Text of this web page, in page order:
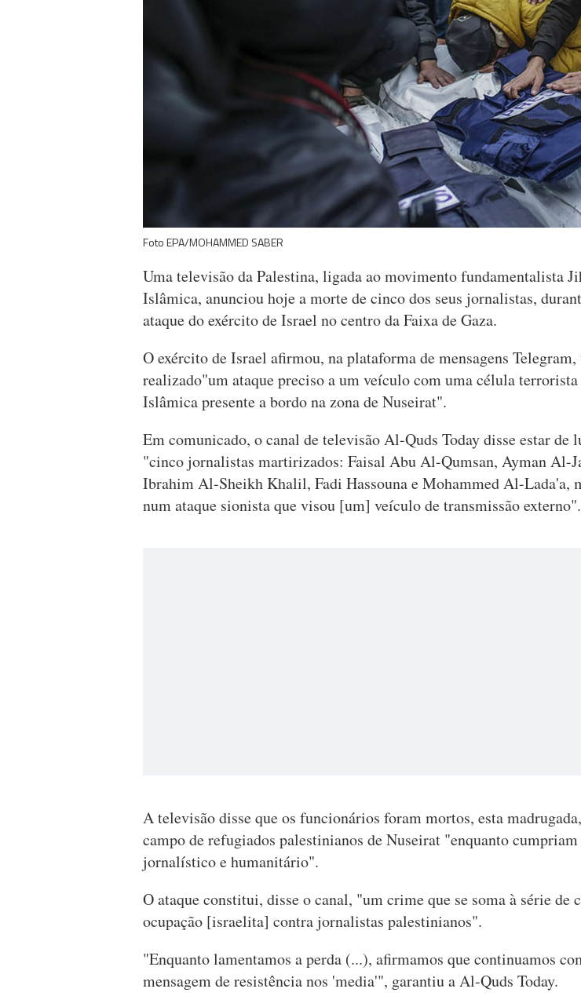
Foto EPA/MOHAMMED SABER
Uma televisão da Palestina, ligada ao movimento fundamentalista
Islâmica, anunciou hoje a morte de cinco dos seus jornalistas,
ataque do exército de Israel no centro da Faixa de Gaza.
O exército de Israel afirmou, na plataforma de mensagens Telegram,
realizado"um ataque preciso a um veículo com uma célula terrorista
Islâmica presente a bordo na zona de Nuseirat".
Em comunicado, o canal de televisão Al-Quds Today disse estar de
"cinco jornalistas martirizados: Faisal Abu Al-Qumsan, Ayman Al-
Ibrahim Al-Sheikh Khalil, Fadi Hassouna e Mohammed Al-Lada'a,
num ataque sionista que visou [um] veículo de transmissão externo".
A televisão disse que os funcionários foram mortos, esta
campo de refugiados palestinianos de Nuseirat "enquanto
jornalístico e humanitário".
O ataque constitui, disse o canal, "um crime que se soma à série de
ocupação [israelita] contra jornalistas palestinianos".
"Enquanto lamentamos a perda (...), afirmamos que continuamos
mensagem de resistência nos 'media'", garantiu a Al-Quds Today.